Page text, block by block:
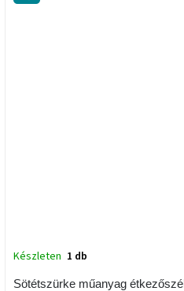
belső
tavaszi
Sötétszürke műanyag
Készleten 1 db